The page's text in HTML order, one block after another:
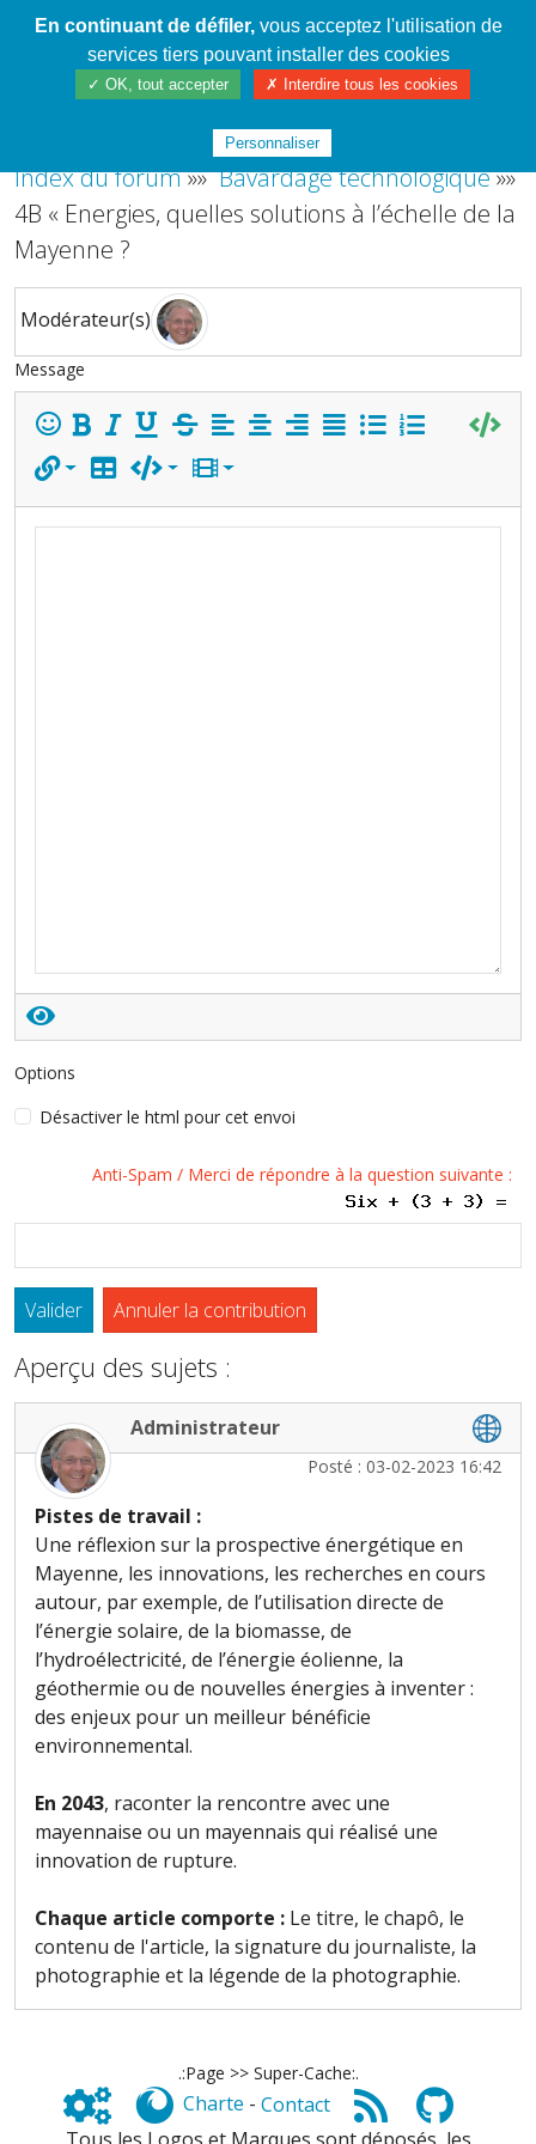
Cahier de textes patrickRICHARD
Index du forum»»Bavardage technologique»»
4B « Energies, quelles solutions à l’échelle de la
Mayenne ?
Modérateur(s)
Message
Options
Désactiver le html pour cet envoi
Anti-Spam / Merci de répondre à la question suivante :
Valider Annuler la contribution
Aperçu des sujets :
Administrateur
Posté : 03-02-2023 16:42
Pistes de travail :
Une réflexion sur la prospective énergétique en
Mayenne, les innovations, les recherches en cours
autour, par exemple, de l’utilisation directe de
l’énergie solaire, de la biomasse, de
l’hydroélectricité, de l’énergie éolienne, la
géothermie ou de nouvelles énergies à inventer :
des enjeux pour un meilleur bénéficie
environnemental.
En 2043, raconter la rencontre avec une
mayennaise ou un mayennais qui réalisé une
innovation de rupture.
Chaque article comporte : Le titre, le chapô, le
contenu de l'article, la signature du journaliste, la
photographie et la légende de la photographie.
.:Page >> Super-Cache:.
Charte - Contact
En continuant de défiler,vous acceptez l'utilisation de
services tiers pouvant installer des cookies
✓ OK, tout accepter ✗ Interdire tous les cookies
Personnaliser